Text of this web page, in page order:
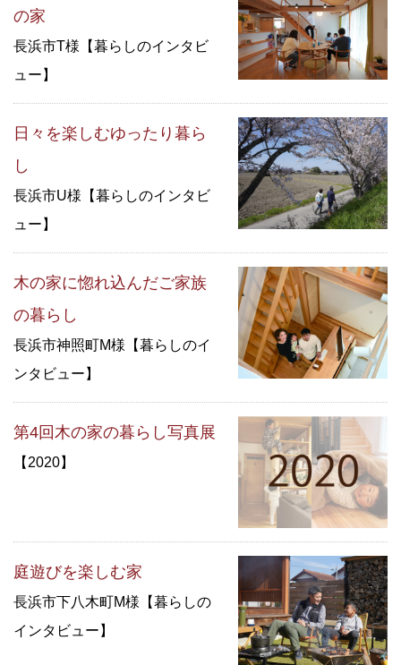
の家
長浜市T様【暮らしのインタビ
ュー】
日々を楽しむゆったり暮ら
し
長浜市U様【暮らしのインタビ
ュー】
木の家に惚れ込んだご家族
の暮らし
長浜市神照町M様【暮らしのイ
ンタビュー】
第4回木の家の暮らし写真展
【2020】
庭遊びを楽しむ家
長浜市下八木町M様【暮らしの
インタビュー】